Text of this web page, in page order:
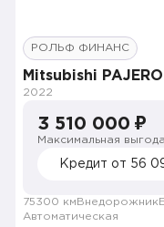
РОЛЬФ ФИНАНС
Mitsubishi
2022
3 510 000 ₽
Максимальная выгода
Кредит от 56
75300 км Внедорожник
Автоматическая